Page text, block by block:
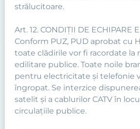
strălucitoare.
Art. 12. CONDIŢII DE ECHIPARE
Conform PUZ, PUD aprobat cu
toate clădirile vor fi racordate la
edilitare publice. Toate noile
pentru electricitate şi telefonie
îngropat. Se interzice
satelit şi a cablurilor CATV în
circulaţiile publice.